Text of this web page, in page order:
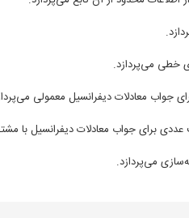
خطی می‌پردازد.
جواب معادلات دیفرانسیل معمولی
برای جواب معادلات دیفرانسیل با
می‌پردازد.